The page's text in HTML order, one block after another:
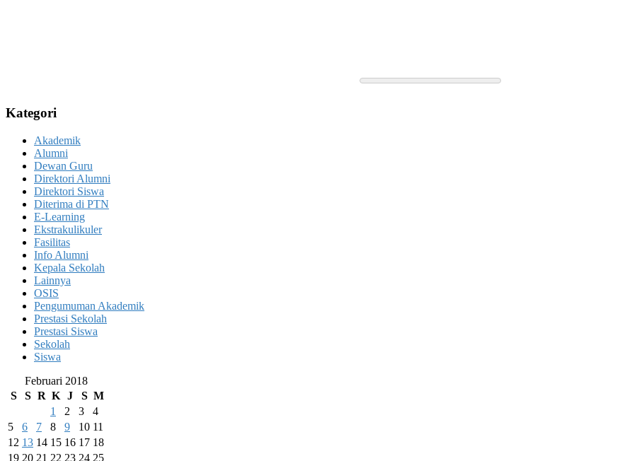
Kategori
Akademik
Alumni
Dewan Guru
Direktori Alumni
Direktori Siswa
Diterima di PTN
E-Learning
Ekstrakulikuler
Fasilitas
Info Alumni
Kepala Sekolah
Lainnya
OSIS
Pengumuman Akademik
Prestasi Sekolah
Prestasi Siswa
Sekolah
Siswa
Februari 2018
S
S R K J S M
1
2 3
4
5
6 7 8 9 10 11
12 13 14 15 16 17 18
19 20 21 22 23 24 25